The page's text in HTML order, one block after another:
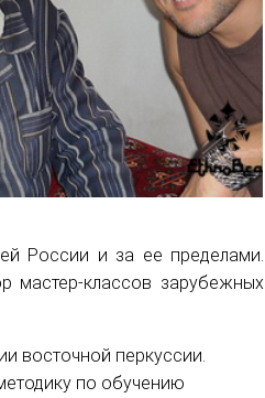
России и за ее пределами.
мастер-классов зарубежных
восточной перкуссии.
по обучению